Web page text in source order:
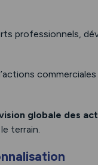
professionnels,
globale des
terrain.